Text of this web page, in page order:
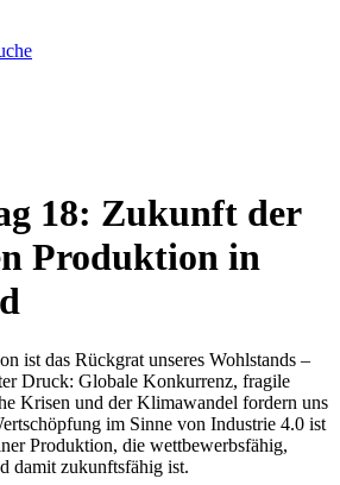
18: Zukunft der
Produktion in
ist das Rückgrat unseres Wohlstands –
Druck: Globale Konkurrenz, fragile
Krisen und der Klimawandel fordern uns
im Sinne von Industrie 4.0 ist
Produktion, die wettbewerbsfähig,
damit zukunftsfähig ist.